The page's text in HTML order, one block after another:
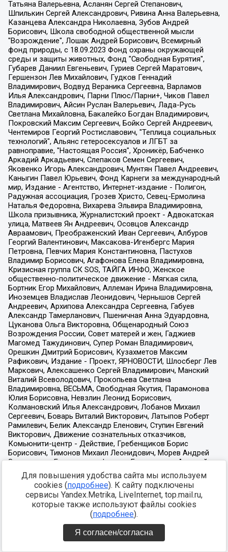
Для повышения удобства сайта мы используем
cookies (подробнее). К сайту подключены
сервисы Yandex.Metrika, LiveInternet, top.mail.ru,
которые также используют файлы cookies
(подробнее).
Я согласен/согласна